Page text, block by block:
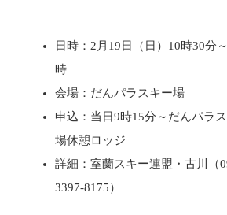
日時：2月19日（日）10時30分
時
会場：だんパラスキー場
申込：当日9時15分～だんパラ
場休憩ロッジ
詳細：室蘭スキー連盟・古川（
3397-8175）